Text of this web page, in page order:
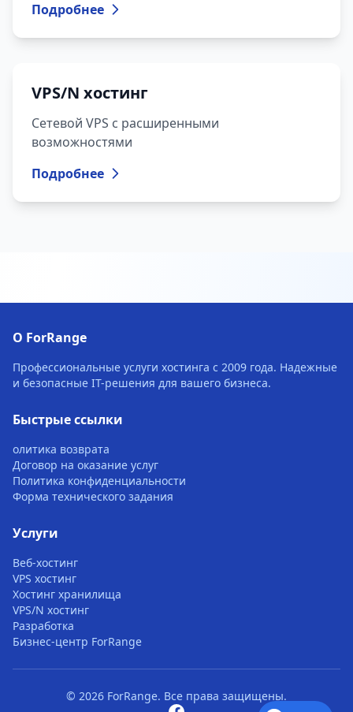
Подробнее
VPS/N хостинг
Сетевой VPS с расширенными
возможностями
Подробнее
О ForRange
Профессиональные услуги хостинга с 2009 года. Надежные
и безопасные IT-решения для вашего бизнеса.
Быстрые ссылки
олитика возврата
Договор на оказание услуг
Политика конфиденциальности
Форма технического задания
Услуги
Веб-хостинг
VPS хостинг
Хостинг хранилища
VPS/N хостинг
Разработка
Бизнес-центр ForRange
© 2026 ForRange. Все права защищены.